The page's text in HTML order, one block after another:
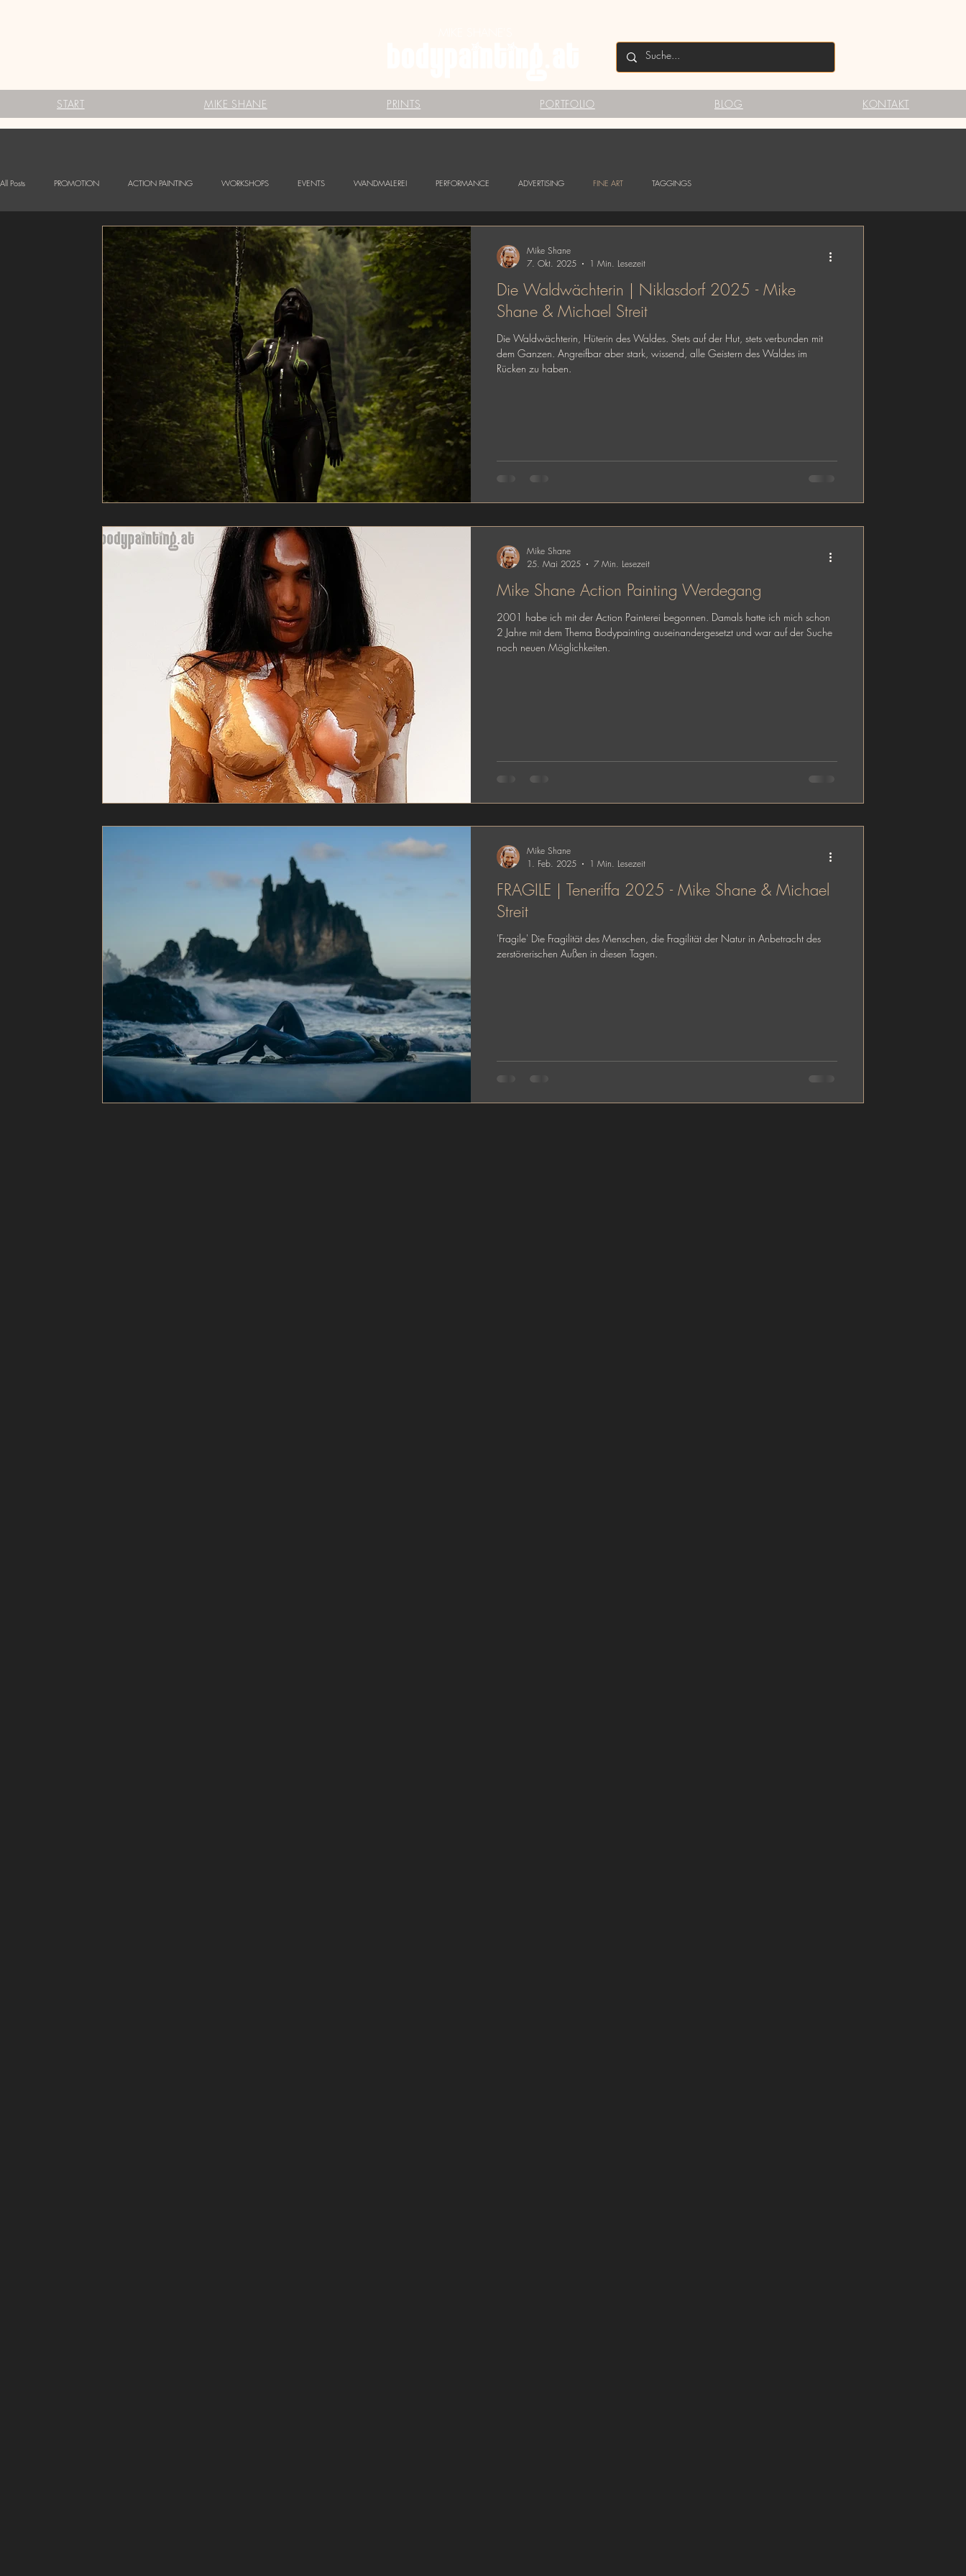
START MIKE SHANE PRINTS PORTFOLIO BLOG KONTAKT
All Posts PROMOTION ACTION PAINTING WORKSHOPS EVENTS WANDMALEREI PERFORMANCE ADVERTISING FINE ART TAGGINGS
Babybauch Bodypainting LOGO BODYPAINTING
Die Waldwächterin | Niklasdorf 2025 - Mike
Shane & Michael Streit
Die Waldwächterin, Hüterin des Waldes. Stets auf der Hut, stets verbunden mit
dem Ganzen. Angreifbar aber stark, wissend, alle Geistern des Waldes im
Rücken zu haben.
Mike Shane
7. Okt. 2025
1 Min. Lesezeit
Mike Shane Action Painting Werdegang
2001 habe ich mit der Action Painterei begonnen. Damals hatte ich mich schon
2 Jahre mit dem Thema Bodypainting auseinandergesetzt und war auf der Suche
noch neuen Möglichkeiten.
Mike Shane
25. Mai 2025
7 Min. Lesezeit
FRAGILE | Teneriffa 2025 - Mike Shane & Michael
Streit
'Fragile' Die Fragilität des Menschen, die Fragilität der Natur in Anbetracht des
zerstörerischen Außen in diesen Tagen.
Mike Shane
1. Feb. 2025
1 Min. Lesezeit